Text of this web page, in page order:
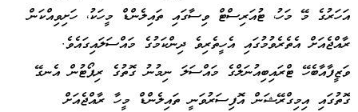
އަހަރުގެ މޭ މަހު، ޓުއަރިސްޓް ވިސާގައި ތައިލެންޑް މީހަކު، ހަށިވިއްކަން
ރާއްޖެއަށް އެތެރެވުމުގައި އެހީތެރިވެ ދިންކަމުގެ މައްސަލައިގައެވެ.
ވަޒީފާއާބެހޭ ޓްރައިބިއުނަލްގެ މައްސަލަ ނިމުނު ގޮތުގެ ރިޕޯޓުން އެނގޭ
ގޮތުގައި އިމިގްރޭޝަން އޮފިސަރުވަނީ ތައިލެންޑް މީހާ ރާއްޖެއަށް